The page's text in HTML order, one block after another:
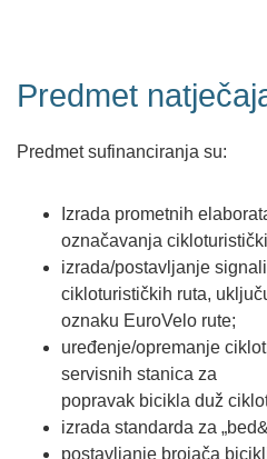
Predmet
Predmet sufinanciranja su:
Izrada prometnih
označavanja
izrada/postavljanje
cikloturističkih ruta,
oznaku EuroVelo rute;
uređenje/opremanje
servisnih stanica za
popravak bicikla duž
izrada standarda za
postavljanje brojača